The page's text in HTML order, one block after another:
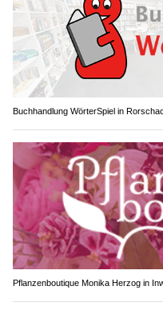
Buchhandlung WörterSpiel in
Pflanzenboutique Monika Herzog in